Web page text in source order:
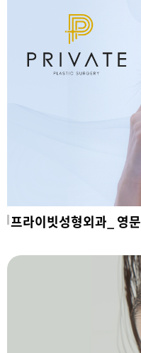
프라이빗성형외과_ 영문